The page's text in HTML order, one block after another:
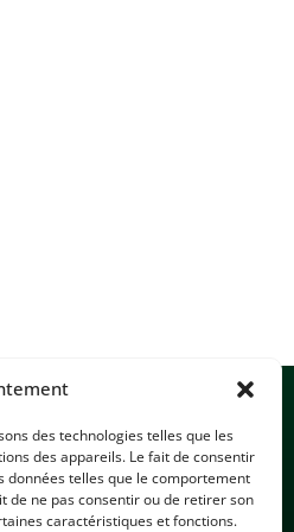
des technologies telles que les
des appareils. Le fait de consentir
telles que le comportement
de ne pas consentir ou de retirer son
caractéristiques et fonctions.